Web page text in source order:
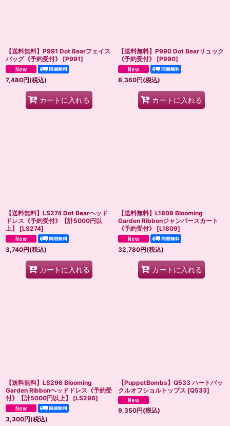
【送料無料】P991 Dot Bearフェイス
バッグ《予約受付》
[P991]
7,480円(税込)
カートに入れる
【送料無料】P990 Dot Bearリュック
《予約受付》
[P990]
8,360円(税込)
カートに入れる
【送料無料】LS274 Dot Bearヘッド
ドレス《予約受付》【計5000円以
上】
[LS274]
3,740円(税込)
カートに入れる
【送料無料】L1809 Blooming
Garden Ribbonジャンパースカート
《予約受付》
[L1809]
32,780円(税込)
カートに入れる
【送料無料】LS296 Blooming
Garden Ribbonヘッドドレス《予約受
付》【計5000円以上】
[LS296]
3,300円(税込)
【PuppetBombs】Q533 ハートバッ
クルオフショルトップス [Q533]
9,350円(税込)